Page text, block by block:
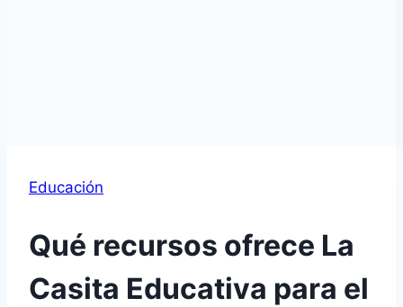
Educación
Qué recursos ofrece La
Casita Educativa para el